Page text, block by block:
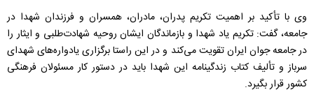
وی با تأکید بر اهمیت تکریم پدران، مادران، همسران و فرزندان شهدا در
جامعه، گفت: تکریم یاد شهدا و بازماندگان ایشان روحیه شهادت‌طلبی و ایثار را
در جامعه جوان ایران تقویت می‌کند و در این راستا برگزاری یادواره‌های شهدای
سرباز و تألیف کتاب زندگینامه این شهدا باید در دستور کار مسئولان فرهنگی
کشور قرار بگیرد.